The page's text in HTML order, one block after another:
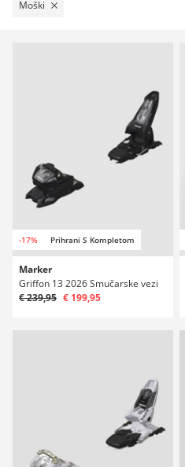
Moški
-17% Prihrani S Kompletom
Marker
Griffon 13 2026 Smučarske vezi
€ 239,95 € 199,95